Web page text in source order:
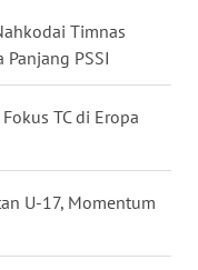
Timnas
PSSI
TC di Eropa
U-17, Momentum